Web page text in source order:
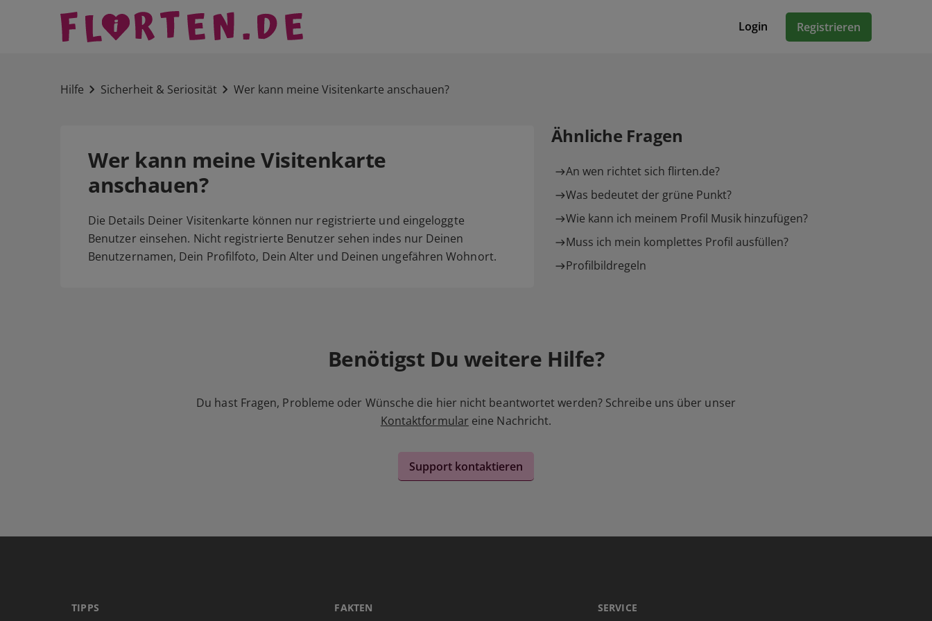
Login Registrieren
Hilfe Sicherheit & Seriosität Wer kann meine Visitenkarte anschauen?
Wer kann meine Visitenkarte
anschauen?
Die Details Deiner Visitenkarte können nur registrierte und eingeloggte
Benutzer einsehen. Nicht registrierte Benutzer sehen indes nur Deinen
Benutzernamen, Dein Profilfoto, Dein Alter und Deinen ungefähren Wohnort.
Ähnliche Fragen
An wen richtet sich flirten.de?
Was bedeutet der grüne Punkt?
Wie kann ich meinem Profil Musik hinzufügen?
Muss ich mein komplettes Profil ausfüllen?
Profilbildregeln
Benötigst Du weitere Hilfe?
Du hast Fragen, Probleme oder Wünsche die hier nicht beantwortet werden? Schreibe uns über unser
Kontaktformular eine Nachricht.
Support kontaktieren
TIPPS FAKTEN SERVICE